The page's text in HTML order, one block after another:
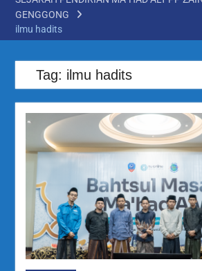
GENGGONG
ilmu hadits
Tag: ilmu hadits